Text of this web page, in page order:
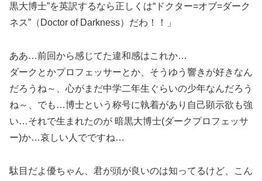
黒大博士”を英訳するなら正しくは“ドクター=オブ=ダーク
ネス”（Doctor of Darkness）だわ！！」
ああ…前回から感じてた違和感はこれか…
ダークとかプロフェッサーとか、そうゆう響きが好きなん
だろうね～、心がまだ中学二年生ぐらいの少年なんだろう
ね～、でも…博士という称号に執着があり自己顕示欲も強
い…それで生まれたのが 暗黒大博士(ダークプロフェッサ
ー)か…哀しい人でですね…
駄目だよ優ちゃん、君が頭が良いのは知ってるけど、こん